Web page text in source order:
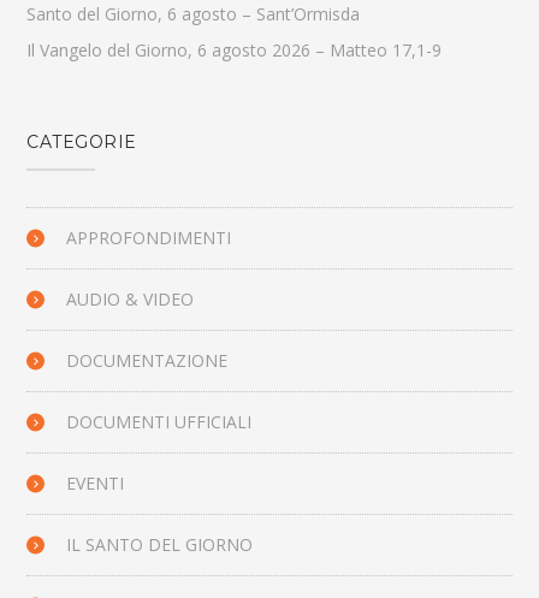
Santo del Giorno, 6 agosto – Sant’Ormisda
Il Vangelo del Giorno, 6 agosto 2026 – Matteo 17,1-9
CATEGORIE
APPROFONDIMENTI
AUDIO & VIDEO
DOCUMENTAZIONE
DOCUMENTI UFFICIALI
EVENTI
IL SANTO DEL GIORNO